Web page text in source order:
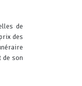
de
des
de son